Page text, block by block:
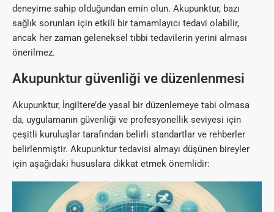
deneyime sahip olduğundan emin olun. Akupunktur, bazı
sağlık sorunları için etkili bir tamamlayıcı tedavi olabilir,
ancak her zaman geleneksel tıbbi tedavilerin yerini alması
önerilmez.
Akupunktur güvenliği ve düzenlenmesi
Akupunktur, İngiltere’de yasal bir düzenlemeye tabi olmasa
da, uygulamanın güvenliği ve profesyonellik seviyesi için
çeşitli kuruluşlar tarafından belirli standartlar ve rehberler
belirlenmiştir. Akupunktur tedavisi almayı düşünen bireyler
için aşağıdaki hususlara dikkat etmek önemlidir: